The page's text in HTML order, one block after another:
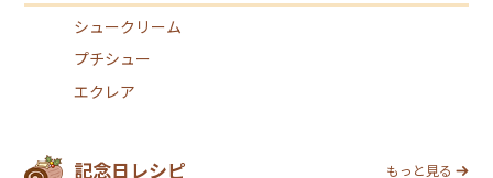
シュークリーム
プチシュー
エクレア
記念日レシピ もっと見る